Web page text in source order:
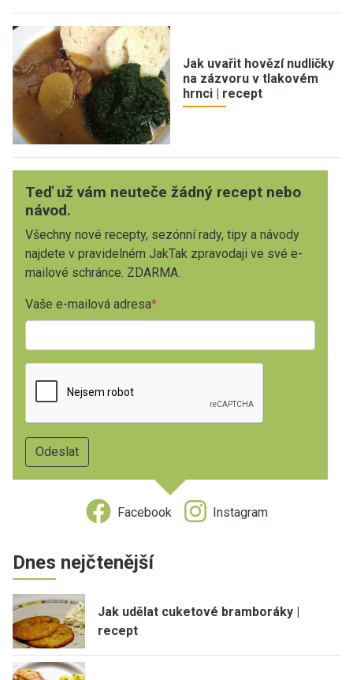
Jak uvařit hovězí nudličky
na zázvoru v tlakovém
hrnci | recept
Teď už vám neuteče žádný recept nebo
návod.
Všechny nové recepty, sezónní rady, tipy a návody
najdete v pravidelném JakTak zpravodaji ve své e-
mailové schránce. ZDARMA.
Vaše e-mailová adresa
Facebook Instagram
Dnes nejčtenější
Jak udělat cuketové bramboráky |
recept